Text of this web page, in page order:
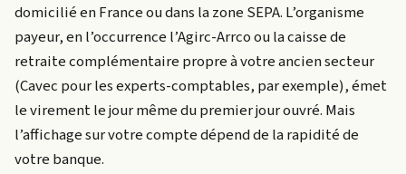
domicilié en France ou dans la zone SEPA. L’organisme
payeur, en l’occurrence l’Agirc-Arrco ou la caisse de
retraite complémentaire propre à votre ancien secteur
(Cavec pour les experts-comptables, par exemple), émet
le virement le jour même du premier jour ouvré. Mais
l’affichage sur votre compte dépend de la rapidité de
votre banque.